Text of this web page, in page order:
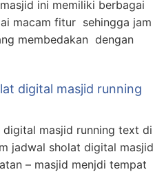
ini memiliki berbagai
macam fitur sehingga jam
membedakan dengan
digital masjid running
masjid running text di
jadwal sholat digital masjid
– masjid menjdi tempat